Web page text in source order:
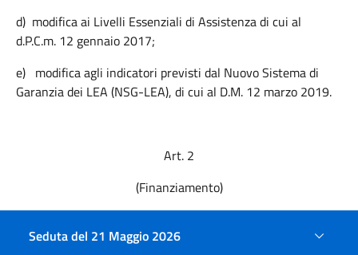
d) modifica ai Livelli Essenziali di Assistenza di cui al
d.P.C.m. 12 gennaio 2017;
e) modifica agli indicatori previsti dal Nuovo Sistema di
Garanzia dei LEA (NSG-LEA), di cui al D.M. 12 marzo 2019.
Art. 2
(Finanziamento)
confermare per gli anni dal 2026 al 2031, per la completa
Seduta del 21 Maggio 2026